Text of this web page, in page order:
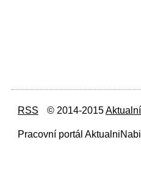
RSS © 2014-2015
Pracovní portál